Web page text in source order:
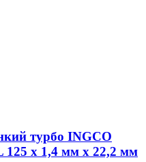
турбо INGCO
125 х 1,4 мм x 22,2 мм